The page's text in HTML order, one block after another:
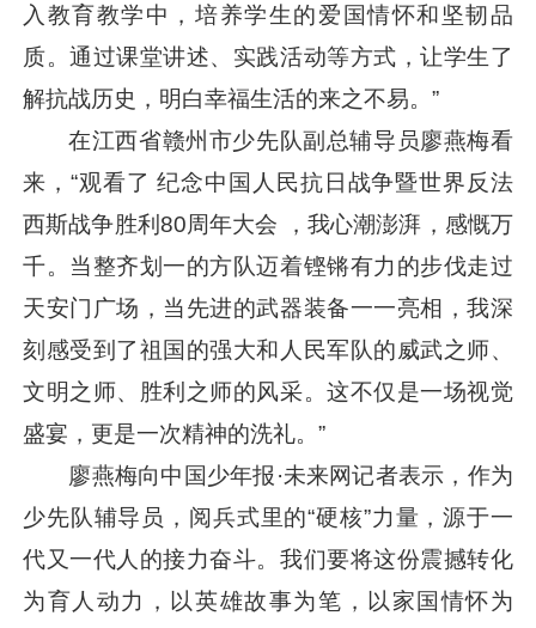
入教育教学中，培养学生的爱国情怀和坚韧品
质。通过课堂讲述、实践活动等方式，让学生了
解抗战历史，明白幸福生活的来之不易。”
在江西省赣州市少先队副总辅导员廖燕梅看
来，“观看了 纪念中国人民抗日战争暨世界反法
西斯战争胜利80周年大会 ，我心潮澎湃，感慨万
千。当整齐划一的方队迈着铿锵有力的步伐走过
天安门广场，当先进的武器装备一一亮相，我深
刻感受到了祖国的强大和人民军队的威武之师、
文明之师、胜利之师的风采。这不仅是一场视觉
盛宴，更是一次精神的洗礼。”
廖燕梅向中国少年报·未来网记者表示，作为
少先队辅导员，阅兵式里的“硬核”力量，源于一
代又一代人的接力奋斗。我们要将这份震撼转化
为育人动力，以英雄故事为笔，以家国情怀为